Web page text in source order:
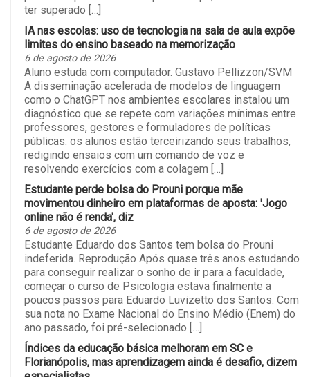
ter superado […]
IA nas escolas: uso de tecnologia na sala de aula expõe
limites do ensino baseado na memorização
6 de agosto de 2026
Aluno estuda com computador. Gustavo Pellizzon/SVM
A disseminação acelerada de modelos de linguagem
como o ChatGPT nos ambientes escolares instalou um
diagnóstico que se repete com variações mínimas entre
professores, gestores e formuladores de políticas
públicas: os alunos estão terceirizando seus trabalhos,
redigindo ensaios com um comando de voz e
resolvendo exercícios com a colagem […]
Estudante perde bolsa do Prouni porque mãe
movimentou dinheiro em plataformas de aposta: 'Jogo
online não é renda', diz
6 de agosto de 2026
Estudante Eduardo dos Santos tem bolsa do Prouni
indeferida. Reprodução Após quase três anos estudando
para conseguir realizar o sonho de ir para a faculdade,
começar o curso de Psicologia estava finalmente a
poucos passos para Eduardo Luvizetto dos Santos. Com
sua nota no Exame Nacional do Ensino Médio (Enem) do
ano passado, foi pré-selecionado […]
Índices da educação básica melhoram em SC e
Florianópolis, mas aprendizagem ainda é desafio, dizem